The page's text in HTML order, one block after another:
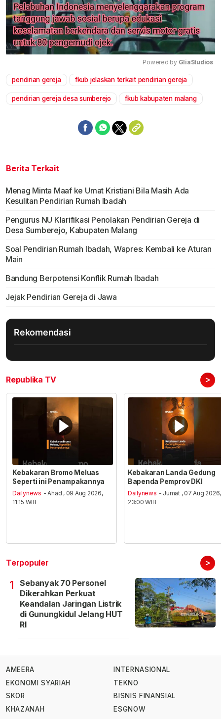
Mute
Powered by GliaStudios
pendirian gereja fkub jelaskan terkait pendirian gereja
pendirian gereja desa sumberejo fkub kabupaten malang
Berita Terkait
Menag Minta Maaf ke Umat Kristiani Bila Masih Ada
Kesulitan Pendirian Rumah Ibadah
Pengurus NU Klarifikasi Penolakan Pendirian Gereja di
Desa Sumberejo, Kabupaten Malang
Soal Pendirian Rumah Ibadah, Wapres: Kembali ke Aturan
Main
Bandung Berpotensi Konflik Rumah Ibadah
Jejak Pendirian Gereja di Jawa
Rekomendasi
Republika TV >
Kebakaran Bromo Meluas
Seperti ini Penampakannya
Dailynews - Ahad , 09 Aug 2026,
11:15 WIB
Kebakaran Landa Gedung
Bapenda Pemprov DKI
Dailynews - Jumat , 07 Aug 2026,
23:00 WIB
Terpopuler >
1
Sebanyak 70 Personel
Dikerahkan Perkuat
Keandalan Jaringan Listrik
di Gunungkidul Jelang HUT
RI
AMEERA
EKONOMI SYARIAH
SKOR
KHAZANAH
INTERNASIONAL
TEKNO
BISNIS FINANSIAL
ESGNOW